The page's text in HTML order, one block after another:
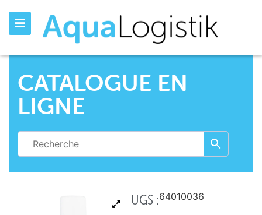
CATALOGUE EN
LIGNE
UGS :64010036